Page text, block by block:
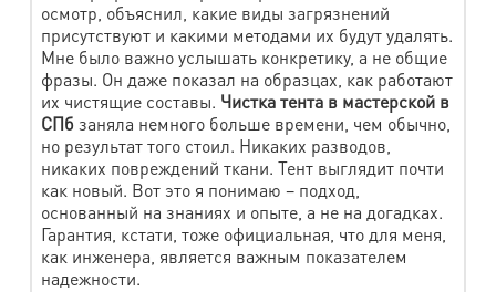
Салфетка стандартная 45х45 см
130 руб.
Салфетка нестандартная
170 руб.
Аксессуары, игрушки
Наименование работы
Перчатки, рукавицы вязаные
165 руб.
Кепка
осмотр, объяснил, какие виды загрязнений
присутствуют и какими методами их будут удалять.
Мне было важно услышать конкретику, а не общие
фразы. Он даже показал на образцах, как работают
их чистящие составы. Чистка тента в мастерской в
СПбзаняла немного больше времени, чем обычно,
но результат того стоил. Никаких разводов,
никаких повреждений ткани. Тент выглядит почти
как новый. Вот это я понимаю – подход,
основанный на знаниях и опыте, а не на догадках.
Гарантия, кстати, тоже официальная, что для меня,
как инженера, является важным показателем
надежности.